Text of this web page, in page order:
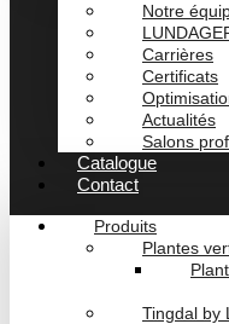
Notre
Carrières
Certificats
Actualités
Salons
Catalogue
Contact
Produits
Plantes
Tingdal by